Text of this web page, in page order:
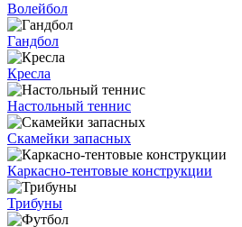
Волейбол
Гандбол
Кресла
Настольный теннис
Скамейки запасных
Каркасно-тентовые конструкции
Трибуны